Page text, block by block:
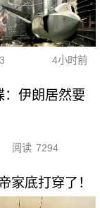
4小时前
：伊朗居然要
阅读 7294
家底打穿了！